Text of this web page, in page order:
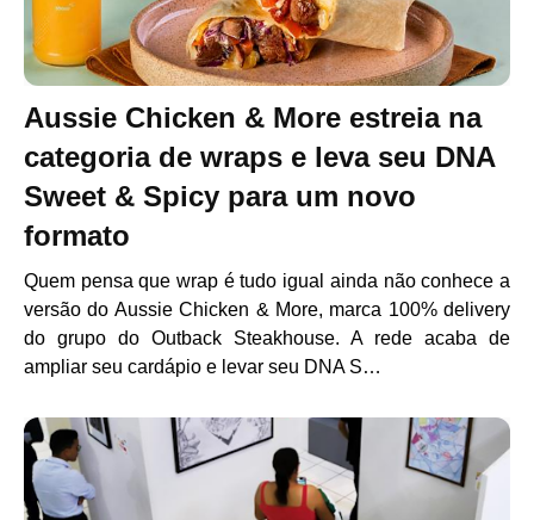
Aussie Chicken & More estreia na
categoria de wraps e leva seu DNA
Sweet & Spicy para um novo
formato
Quem pensa que wrap é tudo igual ainda não conhece a
versão do Aussie Chicken & More, marca 100% delivery
do grupo do Outback Steakhouse. A rede acaba de
ampliar seu cardápio e levar seu DNA S…